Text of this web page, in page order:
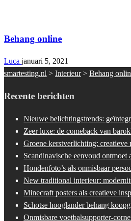
Behang online
Luca januari 5, 2021
smartesting.nl > Interieur> Behang
Recente berichten
Nieuwe belichtingstrends:
Zeer luxe: de comeback van
Groene kerstverlichting: creatieve
Scandinavische eenvoud
Hondenfoto’s als onmisbaar
New traditional interieur:
Minecraft posters als creatieve
Schotse hooglander behang
Onmisbare voetbalsupporter-